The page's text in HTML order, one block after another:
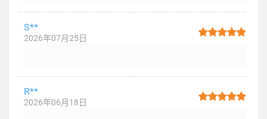
S**
2026年07月25日
R**
2026年06月18日